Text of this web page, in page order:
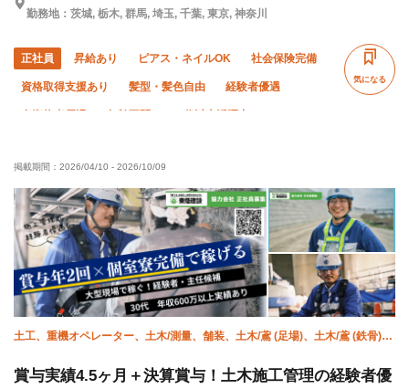
勤務地：茨城, 栃木, 群馬, 埼玉, 千葉, 東京, 神奈川
正社員 昇給あり ピアス・ネイルOK 社会保険完備
資格取得支援あり 髪型・髪色自由 経験者優遇
車・バイク通勤OK 夏季休暇
気になる
掲載期間： 2026/04/10 - 2026/10/09
土工、重機オペレーター、土木/測量、舗装、土木/鳶 (足場)、土木/鳶 (鉄骨)、
賞与実績4.5ヶ月＋決算賞与！土木施工管理の経験者優